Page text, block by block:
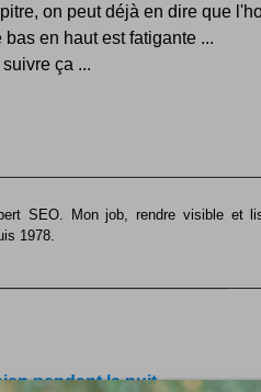
on peut déjà en dire que
en haut est fatigante ...
ça ...
SEO. Mon job, rendre visible et
1978.
pendant la nuit